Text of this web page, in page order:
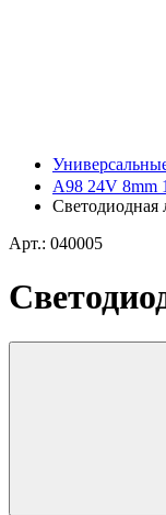
A98 24V 8mm
Светодиодная
Арт.: 040005